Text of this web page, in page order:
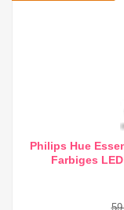
Philips Hue
Farbiges